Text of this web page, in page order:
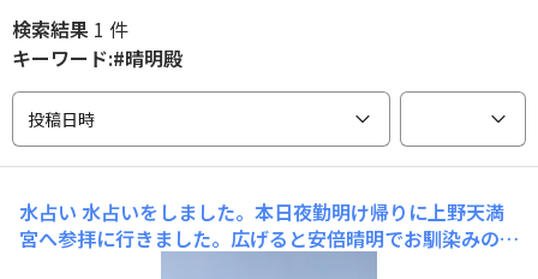
検索結果 1 件
キーワード:#晴明殿
投稿日時
水占い 水占いをしました。本日夜勤明け帰りに上野天満
宮へ参拝に行きました。広げると安倍晴明でお馴染みのご